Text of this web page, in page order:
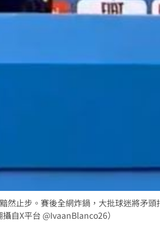
然止步。賽後全網炸鍋，大批球迷將矛頭
自X平台 @IvaanBlanco26）